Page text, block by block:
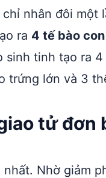
nhân đôi một
ra 4 tế bào
sinh tinh tạo ra
trứng lớn và 3
tử
Nhờ giảm